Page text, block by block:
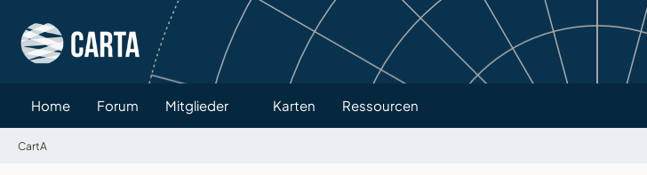
Home Forum Mitglieder Karten Ressourcen
CartA